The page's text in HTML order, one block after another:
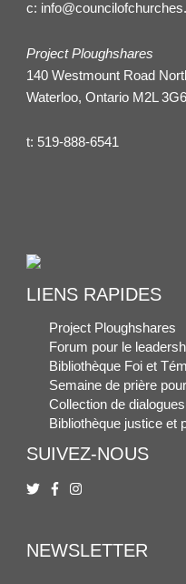
c:
Project Ploughshares
140 Westmount Road
Waterloo, Ontario M2L 3G6
t: 519-888-6541
LIENS RAPIDES
Project Ploughshares
Forum pour le
Bibliothèque Foi et
Semaine de prière
Collection de
Bibliothèque justice et
SUIVEZ-NOUS
NEWSLETTER